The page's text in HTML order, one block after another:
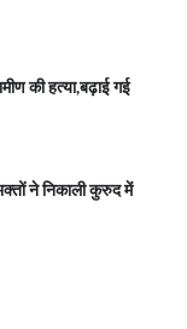
की हत्या,बढ़ाई गई
ने निकाली कुरुद में